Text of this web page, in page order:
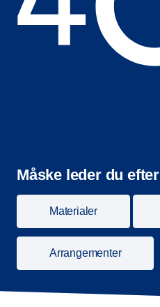
Måske leder du efter
Materialer
Arrangementer